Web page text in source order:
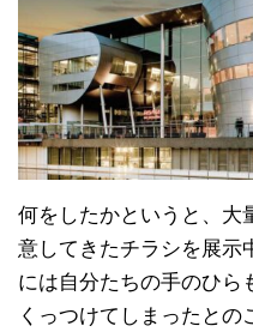
何をしたかというと、大
意してきたチラシを展示
には自分たちの手のひら
くっつけてしまったとの